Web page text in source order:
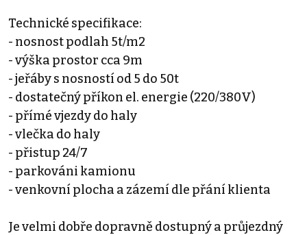
Technické specifikace:
- nosnost podlah 5t/m2
- výška prostor cca 9m
- jeřáby s nosností od 5 do 50t
- dostatečný příkon el. energie (220/380V)
- přímé vjezdy do haly
- vlečka do haly
- přistup 24/7
- parkováni kamionu
- venkovní plocha a zázemí dle přání klienta
Je velmi dobře dopravně dostupný a průjezdný